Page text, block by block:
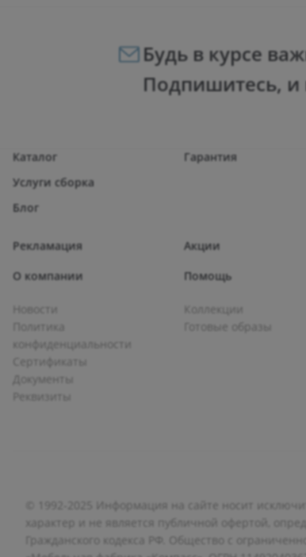
Будь в курсе
Подпишитесь, и
Каталог
Услуги сборка
Блог
Гарантия
Рекламация Акции
О компании
Новости
Политика
конфиденциальности
Сертификаты
Документы
Реквизиты
Помощь
Коллекции
Готовые образы
© 1992-2025 Информация на сайте носит
характер и не является публичной офертой,
Гражданского кодекса РФ. Общество с